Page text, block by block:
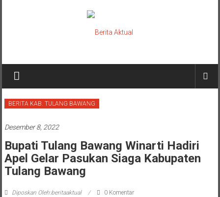
Berita
Aktual
berita
BERITA KAB. TULANG BAWANG
Desember 8, 2022
Bupati Tulang Bawang Winarti Hadiri
Apel Gelar Pasukan Siaga Kabupaten
Tulang Bawang
Diposkan Oleh:beritaaktual 0 Komentar